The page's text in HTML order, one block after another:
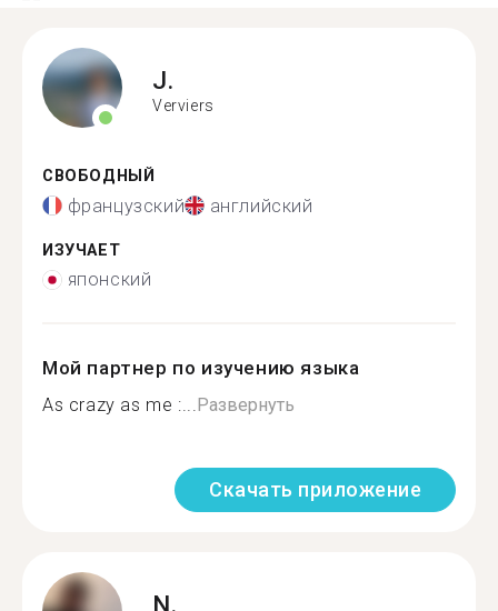
J.
Verviers
СВОБОДНЫЙ
французский английский
ИЗУЧАЕТ
японский
Мой партнер по изучению языка
As crazy as me :...Развернуть
Скачать приложение
N.